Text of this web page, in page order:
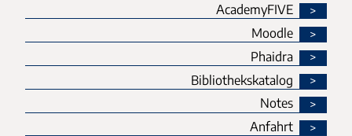
AcademyFIVE
Moodle
Phaidra
Bibliothekskatalog
Notes
Anfahrt